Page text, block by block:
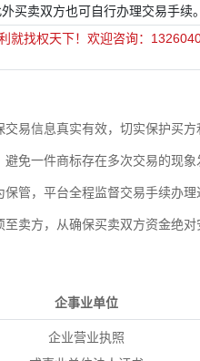
买卖双方也可自行办理交易手续。
就找权天下！欢迎咨询：
易信息真实有效，切实保护买方
免一件商标存在多次交易的现象
管，平台全程监督交易手续办理
卖方，从确保买卖双方资金绝对
企事业单位
企业营业执照